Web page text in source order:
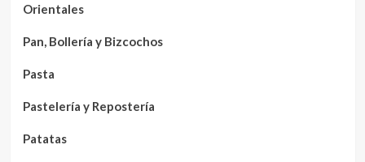
Orientales
Pan, Bollería y Bizcochos
Pasta
Pastelería y Repostería
Patatas